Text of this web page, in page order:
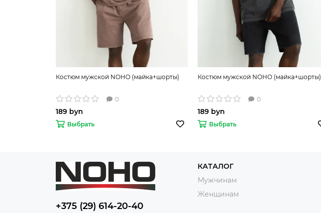
Костюм мужской NOHO (майка+шорты)
0
189 byn
Выбрать
Костюм мужской NOHO (майка+шорты)
0
189 byn
Выбрать
+375 (29) 614-20-40
КАТАЛОГ
Мужчинам
Женщинам